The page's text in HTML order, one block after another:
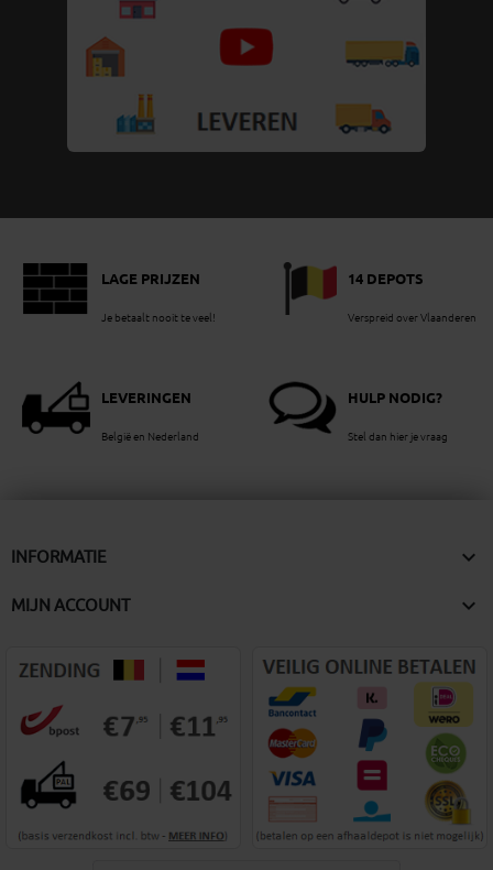
LAGE PRIJZEN
Je betaalt nooit te veel!
14 DEPOTS
Verspreid over Vlaanderen
LEVERINGEN
België en Nederland
HULP NODIG?
Stel dan hier je vraag
INFORMATIE 
MIJN ACCOUNT 